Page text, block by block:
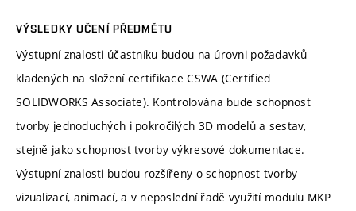
VÝSLEDKY UČENÍ PŘEDMĚTU
Výstupní znalosti účastníku budou na úrovni požadavků
kladených na složení certifikace CSWA (Certified
SOLIDWORKS Associate). Kontrolována bude schopnost
tvorby jednoduchých i pokročilých 3D modelů a sestav,
stejně jako schopnost tvorby výkresové dokumentace.
Výstupní znalosti budou rozšířeny o schopnost tvorby
vizualizací, animací, a v neposlední řadě využití modulu MKP